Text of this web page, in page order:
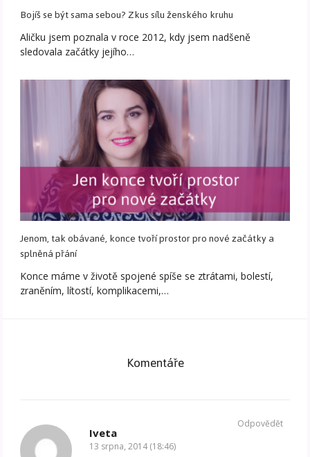
Bojíš se být sama sebou? Zkus sílu ženského kruhu
Aličku jsem poznala v roce 2012, kdy jsem nadšeně
sledovala začátky jejího…
Jenom, tak obávané, konce tvoří prostor pro nové začátky a
splněná přání
Konce máme v životě spojené spíše se ztrátami, bolestí,
zraněním, lítostí, komplikacemi,…
Komentáře
Iveta
13 srpna, 2014 (18:46)
Odpovědět